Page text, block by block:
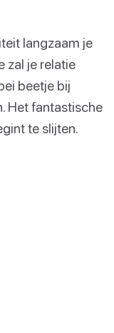
langzaam je
zal je relatie
beetje bij
Het fantastische
te slijten.